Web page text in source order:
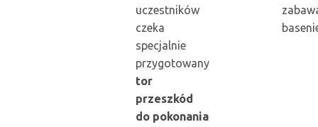
uczestników
czeka
specjalnie
przygotowany
tor
przeszkód
do pokonania